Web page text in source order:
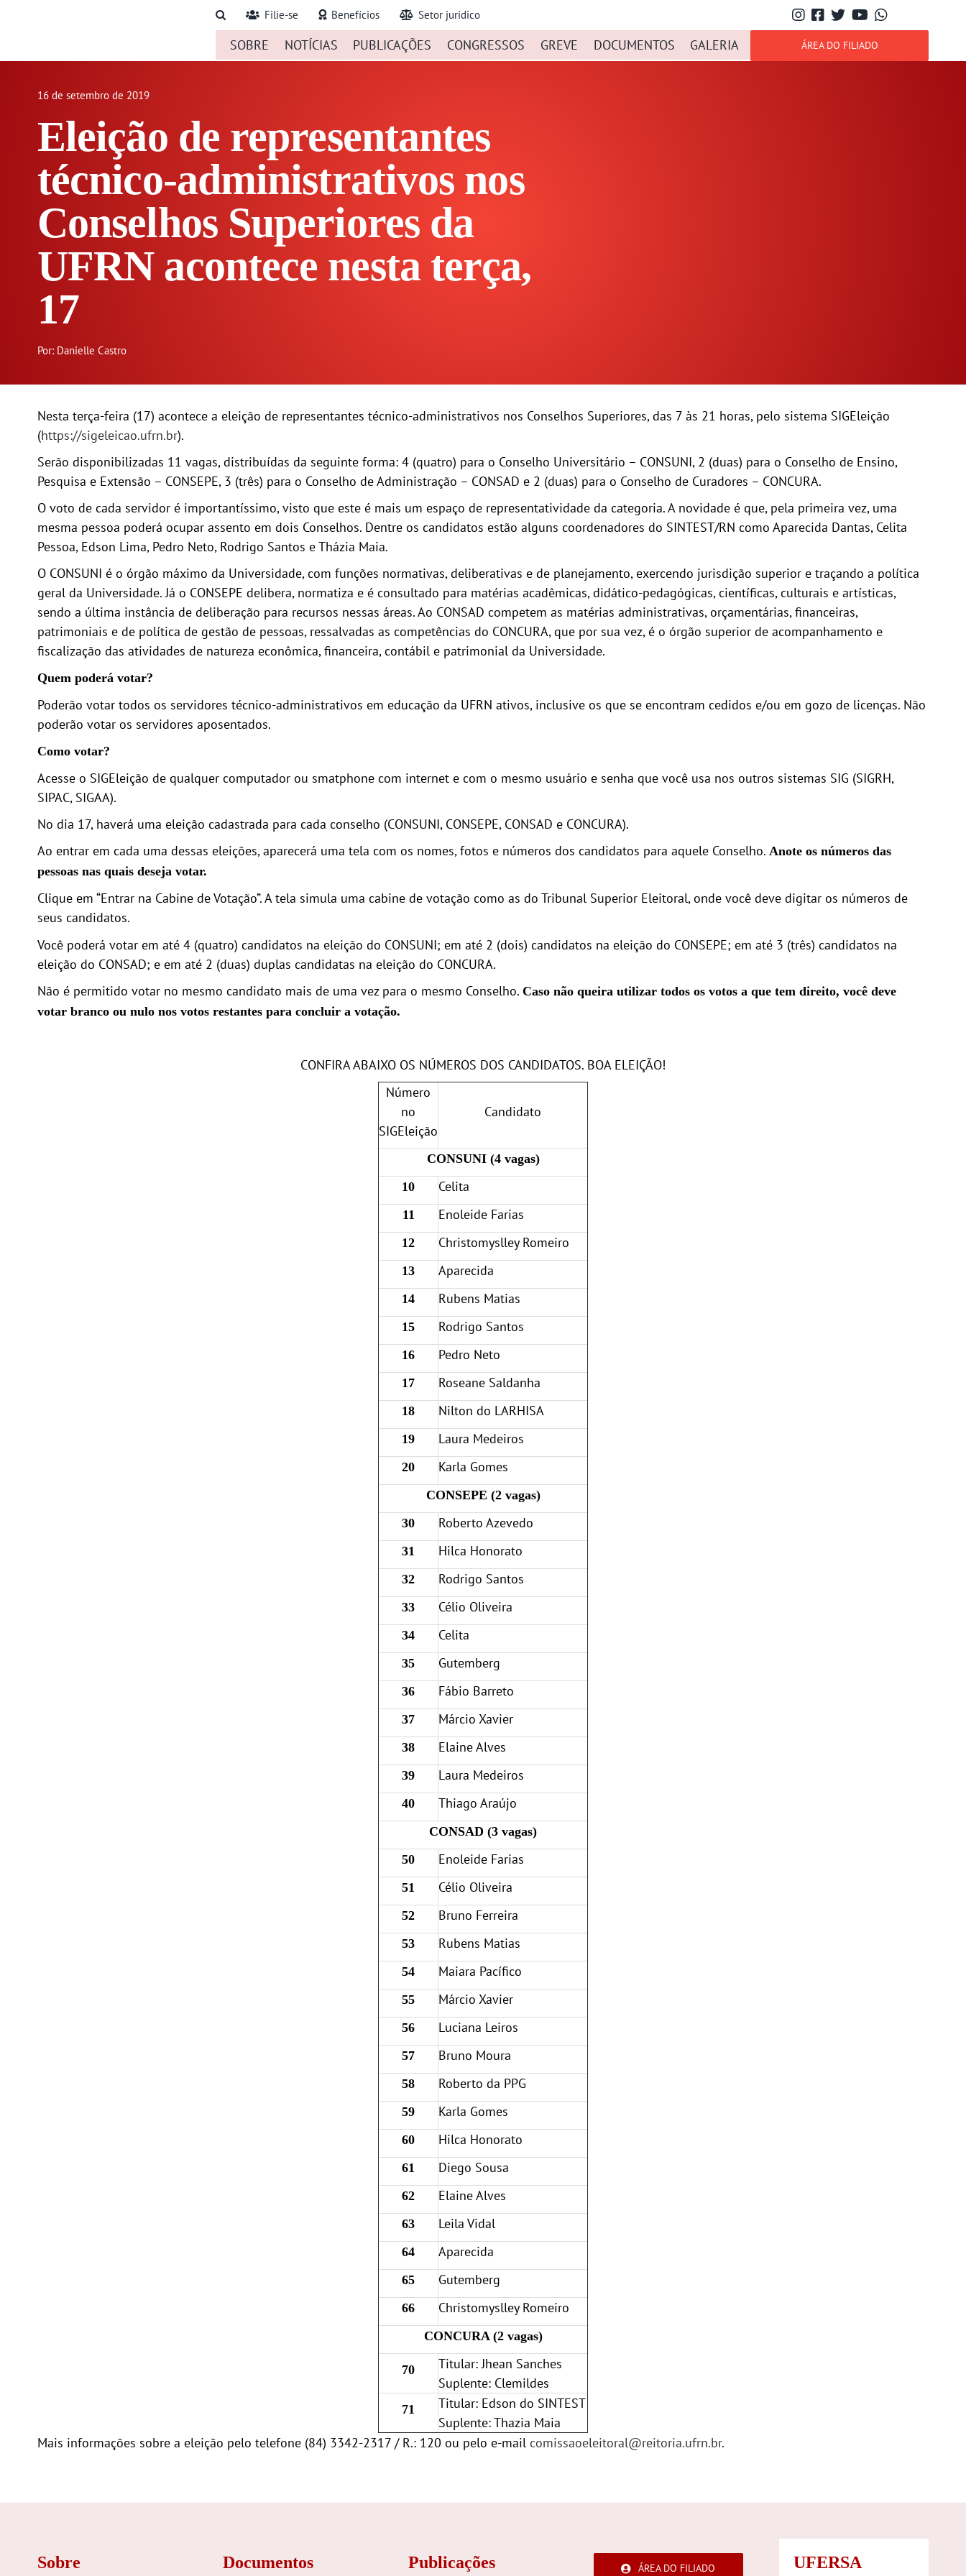
Filie-se Benefícios Setor jurídico
SOBRE NOTÍCIAS PUBLICAÇÕES CONGRESSOS GREVE DOCUMENTOS GALERIA ÁREA DO FILIADO
16 de setembro de 2019
Eleição de representantes
técnico-administrativos nos
Conselhos Superiores da
UFRN acontece nesta terça,
17
Por: Danielle Castro
Nesta terça-feira (17) acontece a eleição de representantes técnico-administrativos nos Conselhos Superiores, das 7 às 21 horas, pelo sistema SIGEleição
(https://sigeleicao.ufrn.br).
Serão disponibilizadas 11 vagas, distribuídas da seguinte forma: 4 (quatro) para o Conselho Universitário – CONSUNI, 2 (duas) para o Conselho de Ensino,
Pesquisa e Extensão – CONSEPE, 3 (três) para o Conselho de Administração – CONSAD e 2 (duas) para o Conselho de Curadores – CONCURA.
O voto de cada servidor é importantíssimo, visto que este é mais um espaço de representatividade da categoria. A novidade é que, pela primeira vez, uma
mesma pessoa poderá ocupar assento em dois Conselhos. Dentre os candidatos estão alguns coordenadores do SINTEST/RN como Aparecida Dantas, Celita
Pessoa, Edson Lima, Pedro Neto, Rodrigo Santos e Tházia Maia.
O CONSUNI é o órgão máximo da Universidade, com funções normativas, deliberativas e de planejamento, exercendo jurisdição superior e traçando a política
geral da Universidade. Já o CONSEPE delibera, normatiza e é consultado para matérias acadêmicas, didático-pedagógicas, científicas, culturais e artísticas,
sendo a última instância de deliberação para recursos nessas áreas. Ao CONSAD competem as matérias administrativas, orçamentárias, financeiras,
patrimoniais e de política de gestão de pessoas, ressalvadas as competências do CONCURA, que por sua vez, é o órgão superior de acompanhamento e
fiscalização das atividades de natureza econômica, financeira, contábil e patrimonial da Universidade.
Quem poderá votar?
Poderão votar todos os servidores técnico-administrativos em educação da UFRN ativos, inclusive os que se encontram cedidos e/ou em gozo de licenças. Não
poderão votar os servidores aposentados.
Como votar?
Acesse o SIGEleição de qualquer computador ou smatphone com internet e com o mesmo usuário e senha que você usa nos outros sistemas SIG (SIGRH,
SIPAC, SIGAA).
No dia 17, haverá uma eleição cadastrada para cada conselho (CONSUNI, CONSEPE, CONSAD e CONCURA).
Ao entrar em cada uma dessas eleições, aparecerá uma tela com os nomes, fotos e números dos candidatos para aquele Conselho. Anote os números das
pessoas nas quais deseja votar.
Clique em “Entrar na Cabine de Votação”. A tela simula uma cabine de votação como as do Tribunal Superior Eleitoral, onde você deve digitar os números de
seus candidatos.
Você poderá votar em até 4 (quatro) candidatos na eleição do CONSUNI; em até 2 (dois) candidatos na eleição do CONSEPE; em até 3 (três) candidatos na
eleição do CONSAD; e em até 2 (duas) duplas candidatas na eleição do CONCURA.
Não é permitido votar no mesmo candidato mais de uma vez para o mesmo Conselho. Caso não queira utilizar todos os votos a que tem direito, você deve
votar branco ou nulo nos votos restantes para concluir a votação.
CONFIRA ABAIXO OS NÚMEROS DOS CANDIDATOS. BOA ELEIÇÃO!
Número
no
SIGEleição
Candidato
CONSUNI (4 vagas)
10
Celita
11 Enoleide Farias
12 Christomyslley Romeiro
13 Aparecida
14 Rubens Matias
15 Rodrigo Santos
16 Pedro Neto
17 Roseane Saldanha
18 Nilton do LARHISA
19 Laura Medeiros
20 Karla Gomes
CONSEPE (2 vagas)
30
Roberto Azevedo
31 Hilca Honorato
32 Rodrigo Santos
33 Célio Oliveira
34 Celita
35 Gutemberg
36 Fábio Barreto
37 Márcio Xavier
38 Elaine Alves
39 Laura Medeiros
40 Thiago Araújo
CONSAD (3 vagas)
50
Enoleide Farias
51 Célio Oliveira
52 Bruno Ferreira
53 Rubens Matias
54 Maiara Pacífico
55 Márcio Xavier
56 Luciana Leiros
57 Bruno Moura
58 Roberto da PPG
59 Karla Gomes
60 Hilca Honorato
61 Diego Sousa
62 Elaine Alves
63 Leila Vidal
64 Aparecida
65 Gutemberg
66 Christomyslley Romeiro
CONCURA (2 vagas)
70
Titular: Jhean Sanches
Suplente: Clemildes
71
Titular: Edson do SINTEST
Suplente: Thazia Maia
Mais informações sobre a eleição pelo telefone (84) 3342-2317 / R.: 120 ou pelo e-mail comissaoeleitoral@reitoria.ufrn.br.
Sobre Documentos Publicações ÁREA DO FILIADO UFERSA